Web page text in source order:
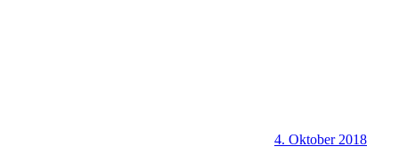
4. Oktober 2018